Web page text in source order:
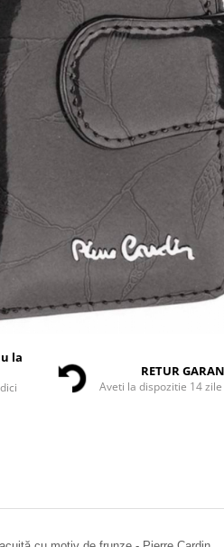
la
RETUR
Aveti la dispozitie 14